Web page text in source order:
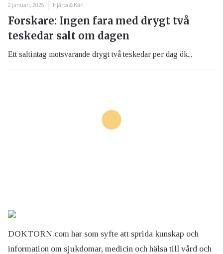
2 januari, 2025 Hjärta & Kärl
Forskare: Ingen fara med drygt två
teskedar salt om dagen
Ett saltintag motsvarande drygt två teskedar per dag ök...
DOKTORN.com har som syfte att sprida kunskap och
information om sjukdomar, medicin och hälsa till vård och